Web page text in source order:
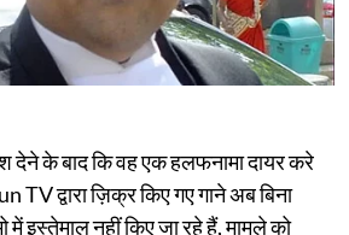
देने के बाद कि वह एक हलफनामा दायर करे
TV द्वारा ज़िक्र किए गए गाने अब बिना
इस्तेमाल नहीं किए जा रहे हैं, मामले को